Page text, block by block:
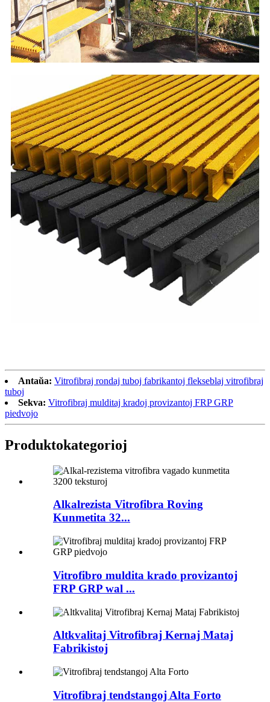
Antaŭa: Vitrofibraj rondaj tuboj fabrikantoj flekseblaj vitrofibraj
tuboj
Sekva: Vitrofibraj mulditaj kradoj provizantoj FRP GRP
piedvojo
Produktokategorioj
Alkalrezista Vitrofibra Roving
Kunmetita 32...
Vitrofibro muldita krado provizantoj
FRP GRP wal ...
Altkvalitaj Vitrofibraj Kernaj Mataj
Fabrikistoj
Vitrofibraj tendstangoj Alta Forto